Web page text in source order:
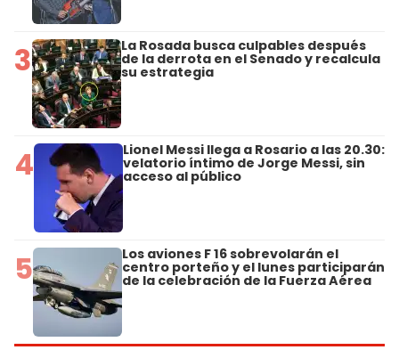
3 La Rosada busca culpables después
de la derrota en el Senado y recalcula
su estrategia
4 Lionel Messi llega a Rosario a las 20.30:
velatorio íntimo de Jorge Messi, sin
acceso al público
5 Los aviones F 16 sobrevolarán el
centro porteño y el lunes participarán
de la celebración de la Fuerza Aérea